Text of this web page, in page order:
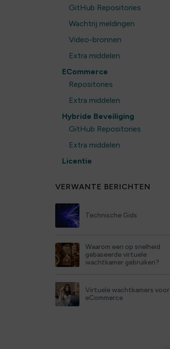
GitHub Repositories
Wachtrij meldingen
Video-bronnen
Extra middelen
ECommerce
Repositories
Extra middelen
Hybride Beveiliging
GitHub Repositories
Extra middelen
Licentie
VERWANTE BERICHTEN
Technische Gids
Waarom een op snelheid
gebaseerde virtuele
wachtkamer gebruiken?
Virtuele wachtkamers voor
eCommerce